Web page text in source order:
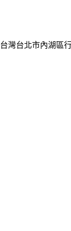
台灣台北市內湖區